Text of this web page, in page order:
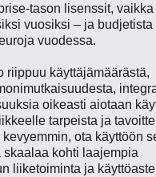
tason lisenssit,
vuosiksi – ja budjetista
vuodessa.
riippuu käyttäjämäärästä,
oikeasti aiotaan
tarpeista ja
ota käyttöön
skaalaa kohti laajempia
liiketoiminta ja